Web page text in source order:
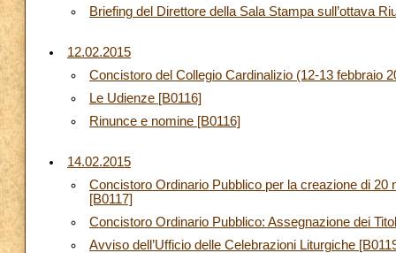
Briefing del Direttore della Sala Stampa sull’ottava
12.02.2015
Concistoro del Collegio Cardinalizio (12-13 febbraio
Le Udienze [B0116]
Rinunce e nomine [B0116]
14.02.2015
Concistoro Ordinario Pubblico per la creazione di
[B0117]
Concistoro Ordinario Pubblico: Assegnazione dei
Avviso dell’Ufficio delle Celebrazioni Liturgiche